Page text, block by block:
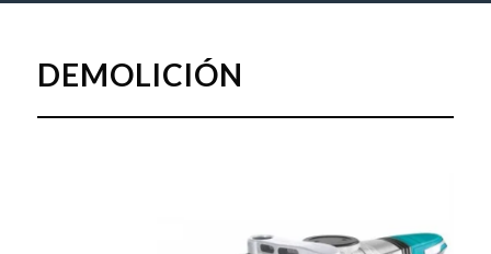
DEMOLICIÓN